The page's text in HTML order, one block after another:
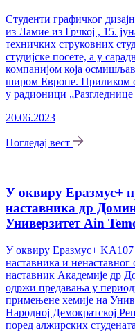
Студенти графичког
из Ламие из Грчкој , 15.
техничких струковних
студијске посете, а у
компанијом која
широм Европе. Приликом
у радионици
20.06.2023
Погледај вест
У оквиру Еразмус+
наставника др
Универзитет Ain
У оквиру Еразмус+ KА107
наставника и
наставник Академије др
одржи предавања у
примењене хемије на
Народној Демократској
поред алжирских